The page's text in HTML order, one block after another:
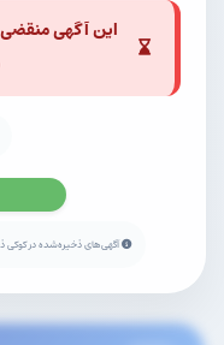
این آگهی
آگهی‌های ذخیره‌شده در کوکی